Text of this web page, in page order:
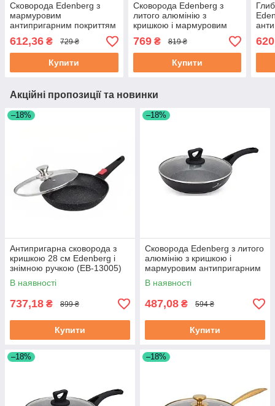
Сковорода Edenberg з
мармуровим
антипригарним покриттям
і кришкою 24 см (EB-7454)
612,36 ₴ 729 ₴
Купити
Сковорода Edenberg з
литого алюмінію з
кришкою і мармуровим
антипригарним покриттям
28 см (EB-7456)
769₴ 819 ₴
Купити
та
620
Акційні пропозиції та новинки
–18%
Антипригарна сковорода з
кришкою 28 см Edenberg і
знімною ручкою (EB-13005)
В наявності
737,18 ₴ 899 ₴
Купити
–18%
Сковорода Edenberg з литого
алюмінію з кришкою і
мармуровим антипригарним
покриттям 20 см (EB-7452)
В наявності
487,08 ₴ 594 ₴
Купити
–18% –18%